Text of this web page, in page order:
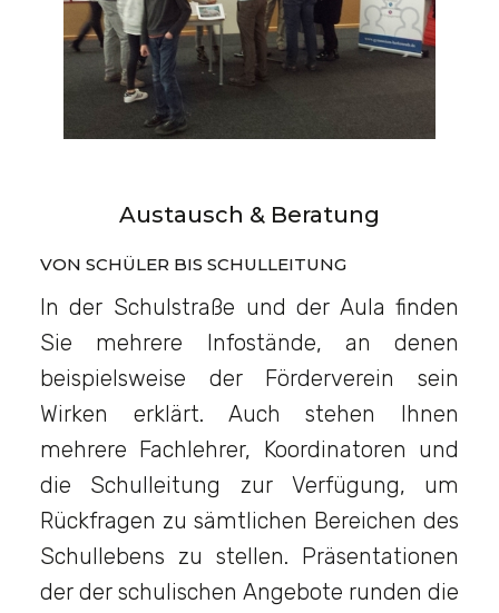
Austausch & Beratung
VON SCHÜLER BIS SCHULLEITUNG
In der Schulstraße und der Aula finden
Sie mehrere Infostände, an denen
beispielsweise der Förderverein sein
Wirken erklärt. Auch stehen Ihnen
mehrere Fachlehrer, Koordinatoren und
die Schulleitung zur Verfügung, um
Rückfragen zu sämtlichen Bereichen des
Schullebens zu stellen. Präsentationen
der der schulischen Angebote runden die